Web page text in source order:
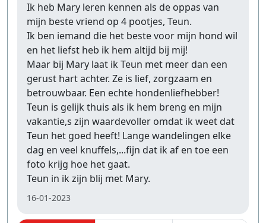
Ik heb Mary leren kennen als de oppas van
mijn beste vriend op 4 pootjes, Teun.
Ik ben iemand die het beste voor mijn hond wil
en het liefst heb ik hem altijd bij mij!
Maar bij Mary laat ik Teun met meer dan een
gerust hart achter. Ze is lief, zorgzaam en
betrouwbaar. Een echte hondenliefhebber!
Teun is gelijk thuis als ik hem breng en mijn
vakantie,s zijn waardevoller omdat ik weet dat
Teun het goed heeft! Lange wandelingen elke
dag en veel knuffels,...fijn dat ik af en toe een
foto krijg hoe het gaat.
Teun in ik zijn blij met Mary.
16-01-2023